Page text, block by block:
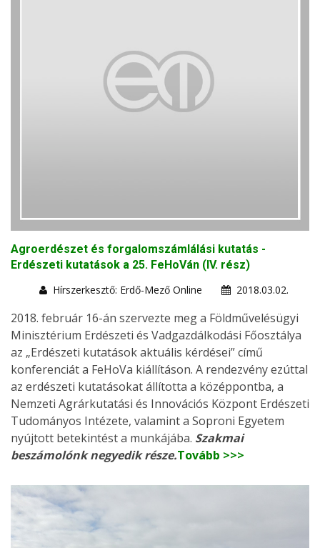
Agroerdészet és forgalomszámlálási kutatás -
Erdészeti kutatások a 25. FeHoVán (IV. rész)
Hírszerkesztő: Erdő-Mező Online
2018.03.02.
2018. február 16-án szervezte meg a Földművelésügyi
Minisztérium Erdészeti és Vadgazdálkodási Főosztálya
az „Erdészeti kutatások aktuális kérdései” című
konferenciát a FeHoVa kiállításon. A rendezvény ezúttal
az erdészeti kutatásokat állította a középpontba, a
Nemzeti Agrárkutatási és Innovációs Központ Erdészeti
Tudományos Intézete, valamint a Soproni Egyetem
nyújtott betekintést a munkájába. Szakmai
beszámolónk negyedik része.Tovább >>>